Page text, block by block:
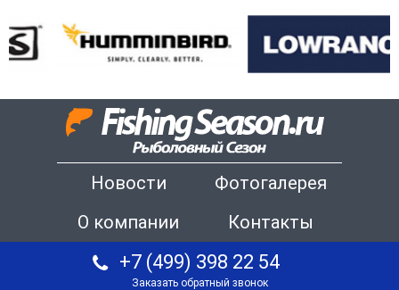
Новости
Фотогалерея
О компании
Контакты
+7 (499) 398 22 54
Заказать обратный звонок